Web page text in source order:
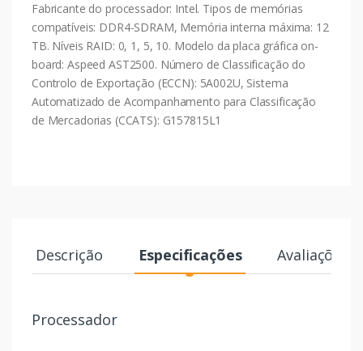
Fabricante do processador: Intel. Tipos de memórias
compatíveis: DDR4-SDRAM, Memória interna máxima: 12
TB. Níveis RAID: 0, 1, 5, 10. Modelo da placa gráfica on-
board: Aspeed AST2500. Número de Classificação do
Controlo de Exportação (ECCN): 5A002U, Sistema
Automatizado de Acompanhamento para Classificação
de Mercadorias (CCATS): G157815L1
Descrição Especificações Avaliações
Processador